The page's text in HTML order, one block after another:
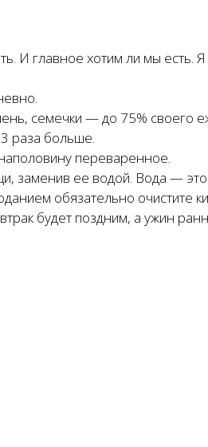
И главное хотим ли мы
семечки — до 75% своего
раза больше.
переваренное.
заменив ее водой. Вода —
обязательно очистите
будет поздним, а ужин